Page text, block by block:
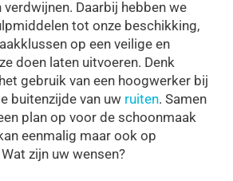
Daarbij hebben we
tot onze beschikking,
op een veilige en
doen laten uitvoeren. Denk
gebruik van een hoogwerker bij
buitenzijde van uw ruiten. Samen
plan op voor de schoonmaak
eenmalig maar ook op
zijn uw wensen?